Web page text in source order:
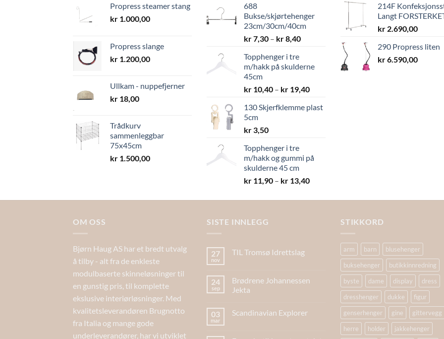
Propress steamer stang
kr 1.000,00
Propress slange
kr 1.200,00
Ullkam - nuppefjerner
kr 18,00
Trådkurv
sammenleggbar
75x45cm
kr 1.500,00
688
Bukse/skjørtehenger
23cm/30cm/40cm
kr7,30 – kr8,40Prisområde:
kr 8,40
Topphenger i tre
m/hakk på skulderne
45cm
kr 10,40 – kr 19,40Prisområde:
til
130 Skjerfklemme plast
5cm
kr 3,50
Topphenger i tre
m/hakk og gummi på
skulderne 45 cm
kr 11,90 – kr 13,40Prisområde:
til
214F
Langt
kr 2.690,00
290 Propress liten
kr6.590,00
OM OSS
Bjørn Haug AS har et bredt utvalg
å tilby - alt fra de enkleste
modulbaserte skinneløsninger til
en gunstig pris, til komplette
ekslusive interiørløsninger. Med
kvalitetsleverandøren Brugnotto
fra Italia og mange gode
underleverandører, har vi utviklet
SISTE INNLEGG
27
nov
TIL Tromsø Idrettslag
24
sep
Brødrene Johannessen
Jekta
03
mar
Scandinavian Explorer
STIKKORD
arm barn
blusehenger
buksehenger
butikkinnredning
byste
dame display
dress
dresshenger
dukke
figur
genserhenger
gine
gittervegg
herre
holder jakkehenger